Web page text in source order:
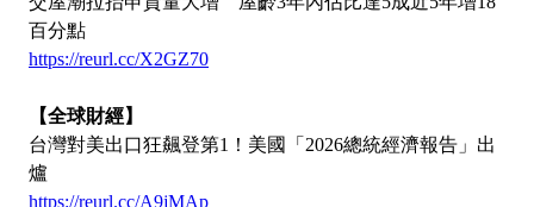
百分點
https://reurl.cc/X2GZ70
【全球財經】
台灣對美出口狂飆登第1！美國「2026總統經濟報告」出
爐
https://reurl.cc/A9jMAp